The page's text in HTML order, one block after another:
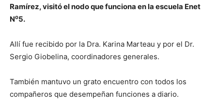
Ramírez, visitó el nodo que funciona en la escuela Enet
N⁰5.
Allí fue recibido por la Dra. Karina Marteau y por el Dr.
Sergio Giobelina, coordinadores generales.
También mantuvo un grato encuentro con todos los
compañeros que desempeñan funciones a diario.